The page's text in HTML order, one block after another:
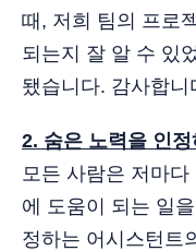
때, 저희 팀의 프로
되는지 잘 알 수 있
됐습니다. 감사합니
2. 숨은 노력을 인정
모든 사람은 저마
에 도움이 되는 일
정하는 어시스턴트